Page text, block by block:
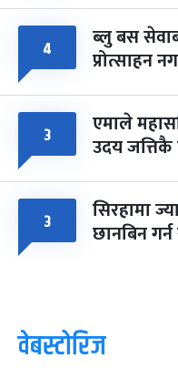
४ ब्लु बस
प्रोत्साहन
३ एमाले
उदय जत्तिकै
३ सिरहामा
छानबिन
वेबस्टोरिज